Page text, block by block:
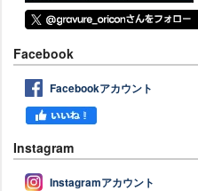
Facebook
Facebookアカウント
Instagram
Instagramアカウント